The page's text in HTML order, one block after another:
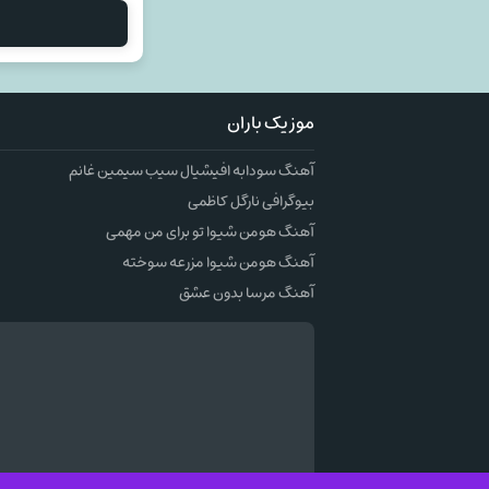
موزیک باران
آهنگ سودابه افیشیال سیب سیمین غانم
بیوگرافی نارگل کاظمی
آهنگ هومن شیوا تو برای من مهمی
آهنگ هومن شیوا مزرعه سوخته
آهنگ مرسا بدون عشق